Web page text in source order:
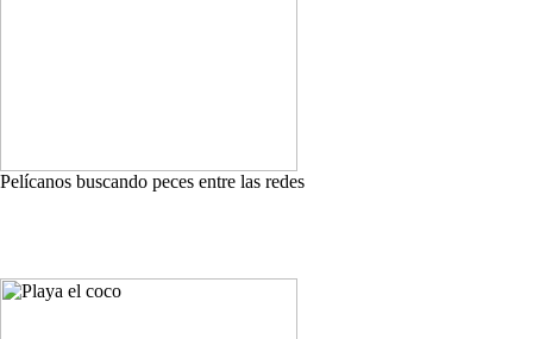
Pelícanos buscando peces entre las redes